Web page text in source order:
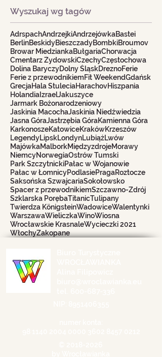
Wyszukaj wg tagów
AdrspachAndrzejkiAndrzejówkaBastei
BerlinBeskidyBieszczadyBombkiBroumov
Browar MiedziankaBułgariaChorwacja
Cmentarz ŻydowskiCzechyCzęstochowa
Dolina BaryczyDolny ŚląskDreznoFerie
Ferie z przewodnikiemFit WeekendGdańsk
GrecjaHala StuleciaHarachovHiszpania
Holandia IzraelJakuszyce
Jarmark Bożonarodzeniowy
Jaskinia MacochaJaskinia Niedźwiedzia
Jasna GóraJastrzębia GóraKamienna Góra
KarkonoszeKatowiceKrakówKrzeszów
LegendyLipskLondynLubiążLwów
MajówkaMalborkMiędzyzdrojeMorawy
NiemcyNorwegiaOstrów Tumski
Park SzczytnickiPałac w Wojanowie
Pałac w ŁomnicyPodlasiePragaRoztocze
Saksońska SzwajcariaSokołowsko
Spacer z przewodnikiemSzczawno-Zdrój
Szklarska PorębaTitanicTulipany
Twierdza KönigsteinWadowiceWalentynki
WarszawaWieliczkaWinoWiosna
Wrocławskie KrasnaleWycieczki 2021
WłochyZakopane